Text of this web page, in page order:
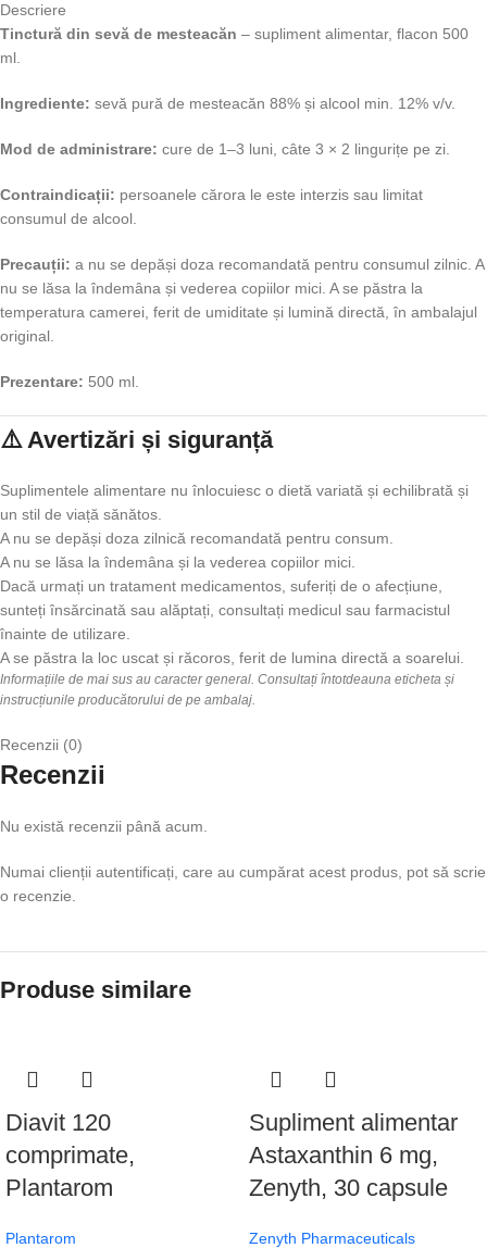
Descriere
Tinctură din sevă de mesteacăn – supliment alimentar, flacon 500
ml.
Ingrediente: sevă pură de mesteacăn 88% și alcool min. 12% v/v.
Mod de administrare: cure de 1–3 luni, câte 3 × 2 lingurițe pe zi.
Contraindicații: persoanele cărora le este interzis sau limitat
consumul de alcool.
Precauții: a nu se depăși doza recomandată pentru consumul zilnic. A
nu se lăsa la îndemâna și vederea copiilor mici. A se păstra la
temperatura camerei, ferit de umiditate și lumină directă, în ambalajul
original.
Prezentare: 500 ml.
⚠️ Avertizări și siguranță
Suplimentele alimentare nu înlocuiesc o dietă variată și echilibrată și
un stil de viață sănătos.
A nu se depăși doza zilnică recomandată pentru consum.
A nu se lăsa la îndemâna și la vederea copiilor mici.
Dacă urmați un tratament medicamentos, suferiți de o afecțiune,
sunteți însărcinată sau alăptați, consultați medicul sau farmacistul
înainte de utilizare.
A se păstra la loc uscat și răcoros, ferit de lumina directă a soarelui.
Informațiile de mai sus au caracter general. Consultați întotdeauna eticheta și
instrucțiunile producătorului de pe ambalaj.
Recenzii (0)
Recenzii
Nu există recenzii până acum.
Numai clienții autentificați, care au cumpărat acest produs, pot să scrie
o recenzie.
Produse similare
Diavit 120
comprimate,
Plantarom
Plantarom
Supliment alimentar
Astaxanthin 6 mg,
Zenyth, 30 capsule
Zenyth Pharmaceuticals